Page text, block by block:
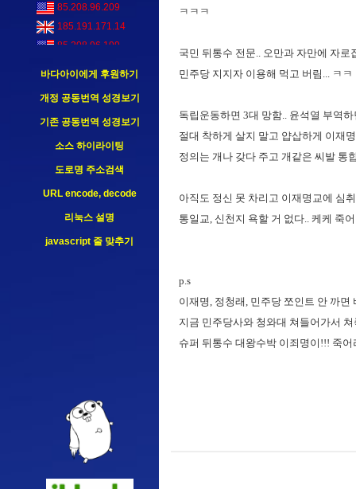
85.208.96.209
185.191.171.14
85.208.96.199
54.39.203.28
51.161.65.170
216.73.217.52
바다아이에게 후원하기
개정 공동번역 성경보기
기존 공동번역 성경보기
소스 하이라이팅
도로명 주소검색
URL encode, decode
리눅스 설명
javascript 줄 맞추기
ㅋㅋㅋ
국민 뒤통수 전문.. 오만과 자만에 자로
민주당 지지자 이용해 먹고 버림... ㅋㅋ
독립운동하면 3대 망함.. 윤석열 부역
절대 착하게 살지 말고 얍삽하게 이재
정의는 개나 갖다 주고 개같은 씨발 통
아직도 정신 못 차리고 이재명교에 심
통일교, 신천지 욕할 거 없다.. 케케 죽
p.s
이재명, 정청래, 민주당 쪼인트 안 까면
지금 민주당사와 청와대 쳐들어가서
슈퍼 뒤통수 대왕수박 이죄명이!!! 죽어